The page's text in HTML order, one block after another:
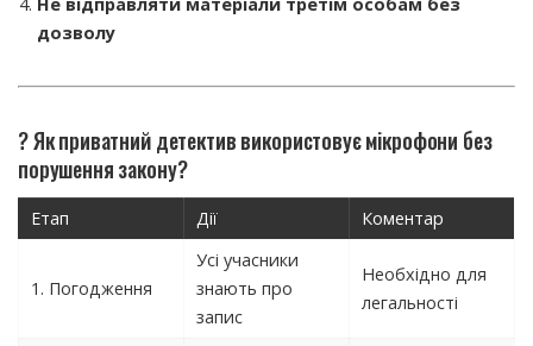
дозволу
?️ Як приватний детектив використовує мікрофони без
порушення закону?
Етап Дії Коментар
1. Погодження
Усі учасники
знають про
запис
Необхідно для
легальності